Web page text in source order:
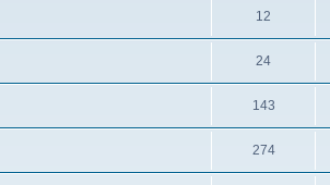
12
24
143
274